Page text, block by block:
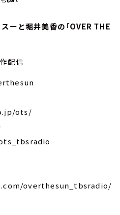
ーと堀井美香の「OVER THE
配信
ots/
overthesun_tbsradio/